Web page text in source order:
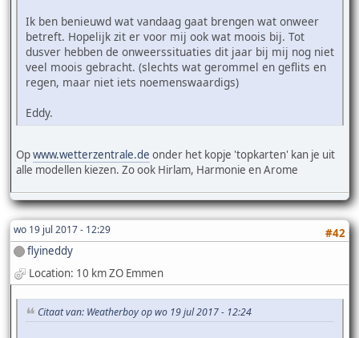
Ik ben benieuwd wat vandaag gaat brengen wat onweer
betreft. Hopelijk zit er voor mij ook wat moois bij. Tot
dusver hebben de onweerssituaties dit jaar bij mij nog niet
veel moois gebracht. (slechts wat gerommel en geflits en
regen, maar niet iets noemenswaardigs)
Eddy.
Opwww.wetterzentrale.de onder het kopje 'topkarten' kan je uit
alle modellen kiezen. Zo ook Hirlam, Harmonie en Arome
wo 19 jul 2017 - 12:29
#42
flyineddy
Location: 10 km ZO Emmen
Citaat van: Weatherboy op wo 19 jul 2017 - 12:24